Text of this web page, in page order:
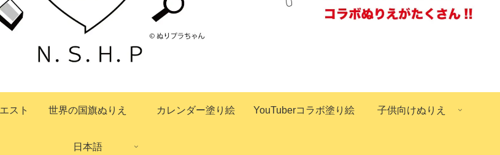
スト 世界の国旗ぬりえ カレンダー塗り絵 YouTuberコラボ塗り絵 子供向けぬりえ
日本語